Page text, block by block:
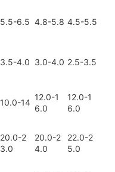
5.5-6.5 4.8-5.8 4.5-5.5
3.5-4.0 3.0-4.0 2.5-3.5
10.0-14
12.0-1
6.0
12.0-1
6.0
20.0-2
3.0
20.0-2
4.0
22.0-2
5.0